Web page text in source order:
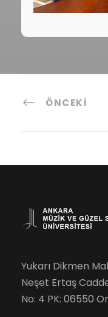
ÖNCEKI
Yukarı Dikmen
Neşet Ertaş
No: 4 PK: 06550